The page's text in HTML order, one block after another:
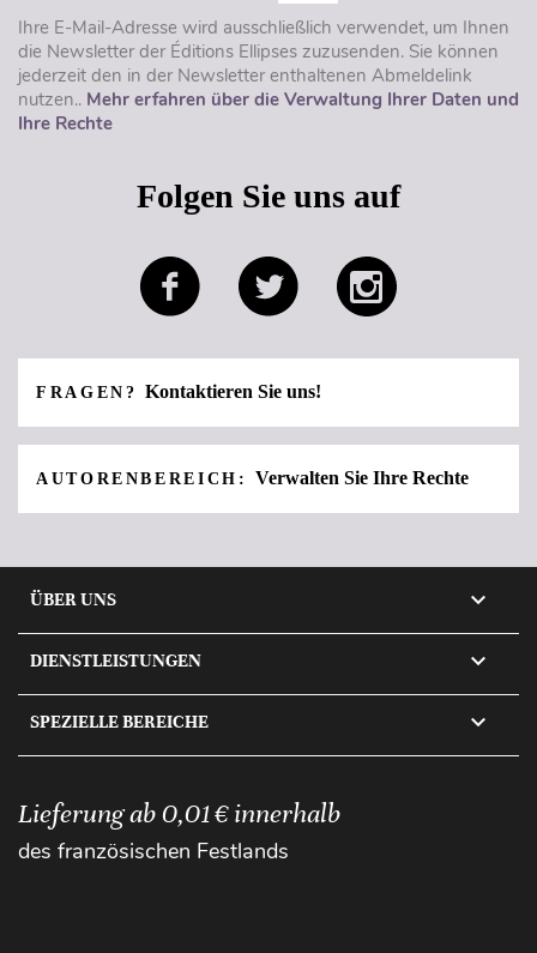
Ihre E-Mail-Adresse wird ausschließlich verwendet, um Ihnen
die Newsletter der Éditions Ellipses zuzusenden. Sie können
jederzeit den in der Newsletter enthaltenen Abmeldelink
nutzen.. Mehr erfahren über die Verwaltung Ihrer Daten und
Ihre Rechte
Folgen Sie uns auf
FRAGEN? Kontaktieren Sie uns!
AUTORENBEREICH: Verwalten Sie Ihre Rechte
ÜBER UNS 
DIENSTLEISTUNGEN 
SPEZIELLE BEREICHE 
Lieferung ab 0,01 € innerhalb
des französischen Festlands